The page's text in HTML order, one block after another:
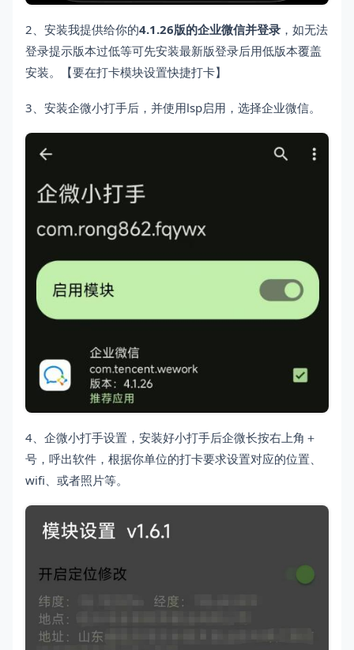
2、安装我提供给你的4.1.26版的企业微信并登录 ，如无法
登录提示版本过低等可先安装最新版登录后用低版本覆盖
安装。【要在打卡模块设置快捷打卡】
3、安装企微小打手后，并使用lsp启用，选择企业微信。
4、企微小打手设置，安装好小打手后企微长按右上角＋
号，呼出软件，根据你单位的打卡要求设置对应的位置、
wifi、或者照片等。